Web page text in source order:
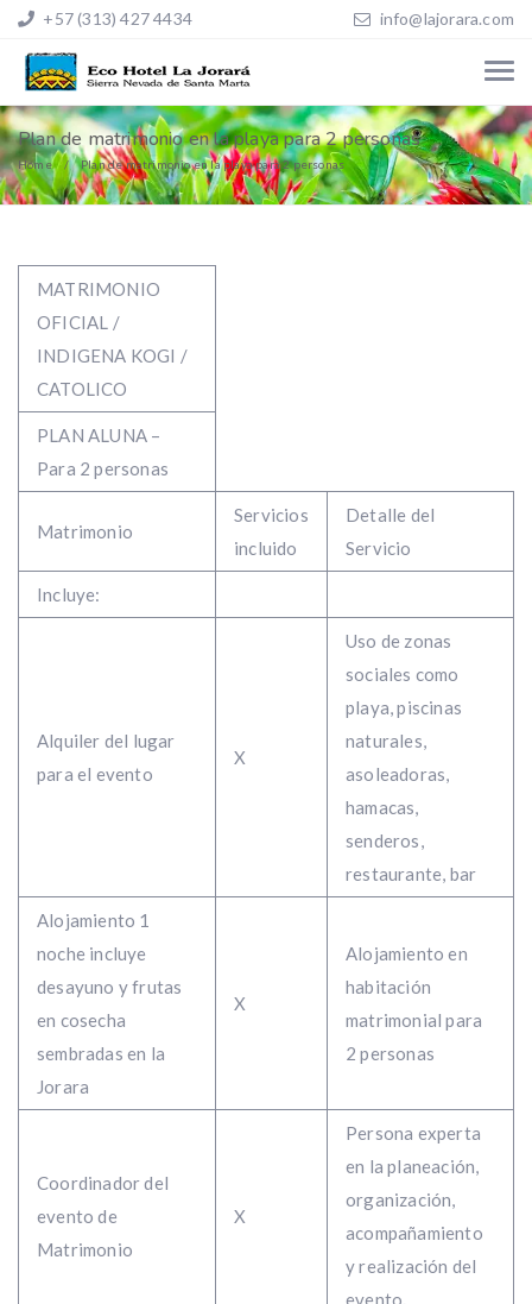
+57 (313) 427 4434 info@lajorara.com
Plan de matrimonio en la playa para 2 personas
Home Plan de matrimonio en la playa para 2 personas
MATRIMONIO
OFICIAL /
INDIGENA KOGI /
CATOLICO
PLAN ALUNA –
Para 2 personas
Matrimonio
Servicios
incluido
Detalle del
Servicio
Incluye:
Alquiler del lugar
para el evento
X
Uso de zonas
sociales como
playa, piscinas
naturales,
asoleadoras,
hamacas,
senderos,
restaurante, bar
Alojamiento 1
noche incluye
desayuno y frutas
en cosecha
sembradas en la
Jorara
X
Alojamiento en
habitación
matrimonial para
2 personas
Coordinador del
evento de
Matrimonio
X
Persona experta
en la planeación,
organización,
acompañamiento
y realización del
evento.